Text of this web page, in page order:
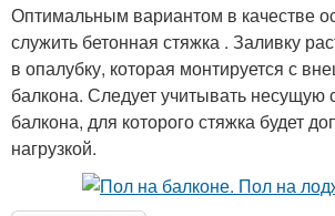
Оптимальным вариантом в качестве
служить бетонная стяжка . Заливку
в опалубку, которая монтируется с
балкона. Следует учитывать несущую
балкона, для которого стяжка будет
нагрузкой.